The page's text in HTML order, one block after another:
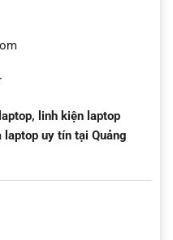
linh kiện laptop
uy tín tại Quảng